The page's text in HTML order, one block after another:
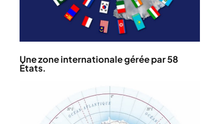
Une zone internationale gérée par 58
États.